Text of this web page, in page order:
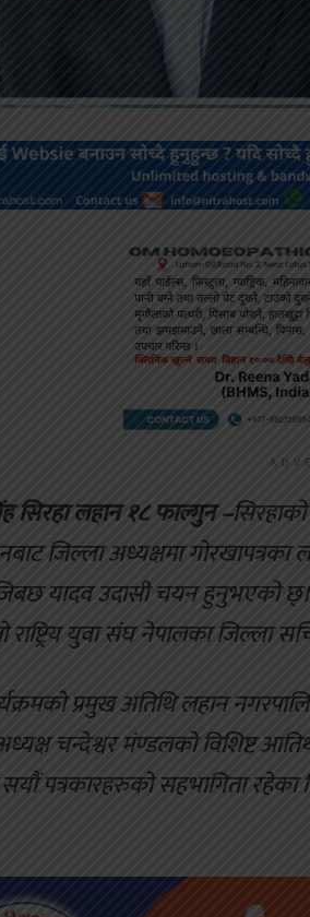
सिरहा लहान १८ फाल्गुन –
जिल्ला अध्यक्षमा गोरखापत्रका
यादव उदासी चयन हुनुभएको
राष्ट्रिय युवा संघ नेपालका जिल्ला
प्रमुख अतिथि लहान
चन्देश्वर मंण्डलको विशिष्ट
पत्रकारहरुको सहभागिता